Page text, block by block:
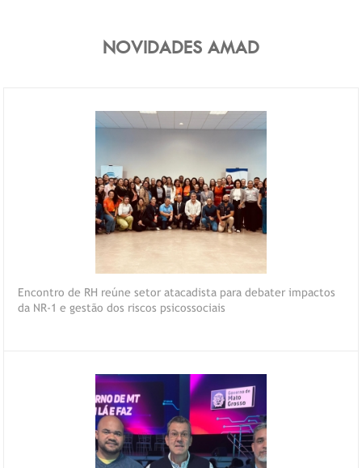
NOVIDADES AMAD
Encontro de RH reúne setor atacadista para debater impactos
da NR-1 e gestão dos riscos psicossociais